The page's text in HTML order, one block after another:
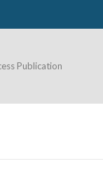
Publication